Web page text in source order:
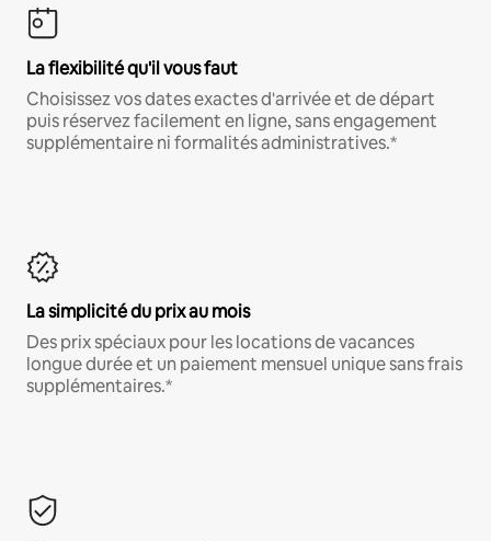
La flexibilité qu'il vous faut
Choisissez vos dates exactes d'arrivée et de départ
puis réservez facilement en ligne, sans engagement
supplémentaire ni formalités administratives.*
La simplicité du prix au mois
Des prix spéciaux pour les locations de vacances
longue durée et un paiement mensuel unique sans frais
supplémentaires.*